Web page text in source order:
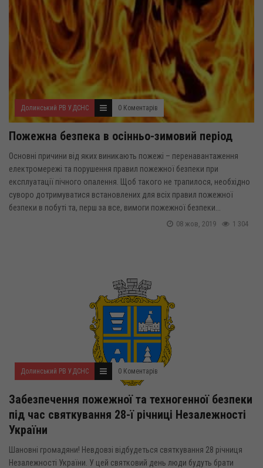
Долинський РВ УДСНС 0 Коментарів
Пожежна безпека в осінньо-зимовий період
Основні причини від яких виникають пожежі – перенавантаження
електромережі та порушення правил пожежної безпеки при
експлуатації пічного опалення. Щоб такого не трапилося, необхідно
суворо дотримуватися встановлених для всіх правил пожежної
безпеки в побуті та, перш за все, вимоги пожежної безпеки...
1 304
08 жов, 2019
Долинський РВ УДСНС 0 Коментарів
Забезпечення пожежної та техногенної безпеки
під час святкування 28-ї річниці Незалежності
України
Шановні громадяни! Невдовзі відбудеться святкування 28 річниця
Незалежності України. У цей святковий день люди будуть брати